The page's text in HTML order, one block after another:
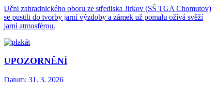
Učni zahradnického oboru ze střediska Jirkov (SŠ TGA Chomutov)
se pustili do tvorby jarní výzdoby a zámek už pomalu ožívá svěží
jarní atmosférou.
UPOZORNĚNÍ
Datum: 31. 3. 2026